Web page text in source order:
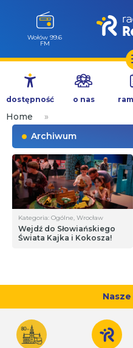
Przejdź
treści
Wołów 99.6
FM
dostępność o nas
Home
»
Archiwum
Kategoria: Ogólne, Wrocław
Wejdź do Słowiańskiego
Świata Kajka i Kokosza!